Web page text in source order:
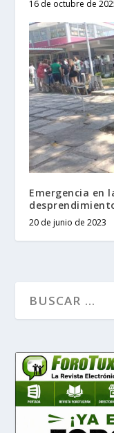
16 de octubre de
Emergencia en
20 de junio de 2023